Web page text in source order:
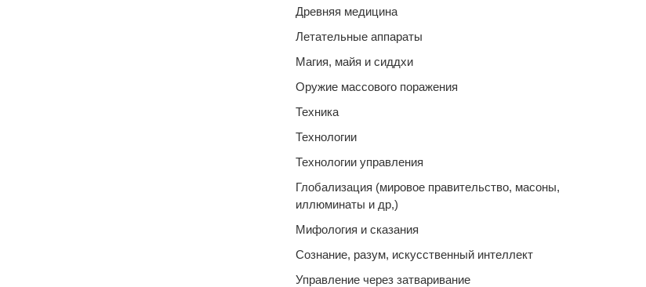
Древняя медицина
Летательные аппараты
Магия, майя и сиддхи
Оружие массового поражения
Техника
Технологии
Технологии управления
Глобализация (мировое правительство, масоны,
иллюминаты и др,)
Мифология и сказания
Сознание, разум, искусственный интеллект
Управление через затваривание